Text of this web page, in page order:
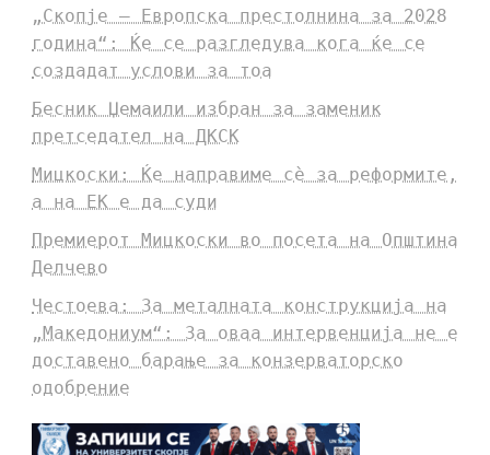
„Скопје – Европска престолнина за 2028
година“: Ќе се разгледува кога ќе се
создадат услови за тоа
Бесник Џемаили избран за заменик
претседател на ДКСК
Мицкоски: Ќе направиме сè за реформите,
а на ЕК е да суди
Премиерот Мицкоски во посета на Општина
Делчево
Честоева: За металната конструкција на
„Македониум“: За оваа интервенција не е
доставено барање за конзерваторско
одобрение